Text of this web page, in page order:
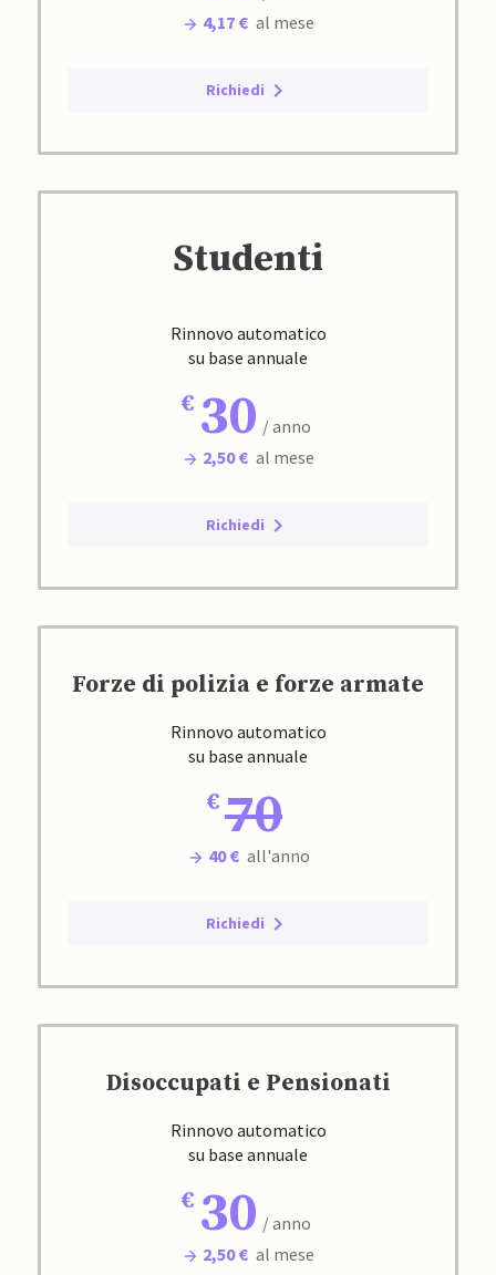
4,17 € al mese
Richiedi
Studenti
Rinnovo automatico
su base annuale
30 / anno
2,50 € al mese
Richiedi
Forze di polizia e forze armate
Rinnovo automatico
su base annuale
70
40 € all'anno
Richiedi
Disoccupati e Pensionati
Rinnovo automatico
su base annuale
30 / anno
2,50 € al mese